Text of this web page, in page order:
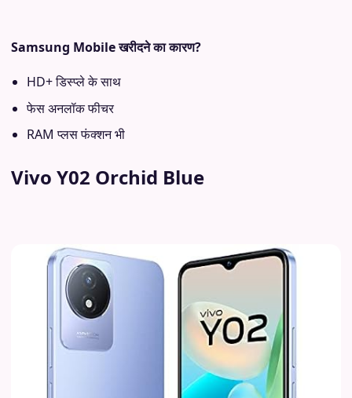
Samsung Mobile खरीदने का कारण?
HD+ डिस्प्ले के साथ
फेस अनलॉक फीचर
RAM प्लस फंक्शन भी
Vivo Y02 Orchid Blue